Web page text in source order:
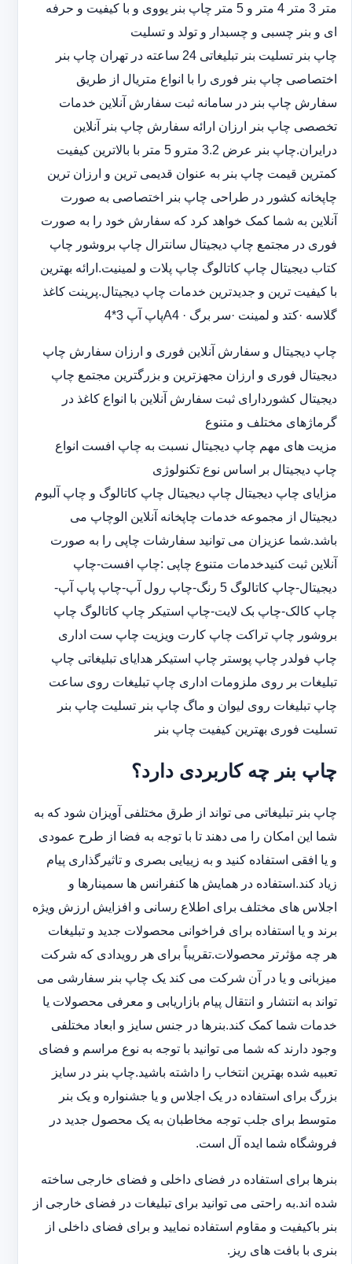
متر 3 متر 4 متر و 5 متر چاپ بنر یووی و با کیفیت و حرفه
ای و بنر چسبی و چسبدار و تولد و تسلیت
چاپ بنر تسلیت بنر تبلیغاتی 24 ساعته در تهران چاپ بنر
اختصاصی چاپ بنر فوری را با انواع متریال از طریق
سفارش چاپ بنر در سامانه ثبت سفارش آنلاین خدمات
تخصصی چاپ بنر ارزان ارائه سفارش چاپ بنر آنلاین
درایران.چاپ بنر عرض 3.2 مترو 5 متر با بالاترین کیفیت
کمترین قیمت چاپ بنر به عنوان قدیمی ترین و ارزان ترین
چاپخانه کشور در طراحی چاپ بنر اختصاصی به صورت
آنلاین به شما کمک خواهد کرد که سفارش خود را به صورت
فوری در مجتمع چاپ دیجیتال سانترال چاپ بروشور چاپ
کتاب دیجیتال چاپ کاتالوگ چاپ پلات و لمینیت.ارائه بهترین
با کیفیت ترین و جدیدترین خدمات چاپ دیجیتال.پرینت کاغذ
گلاسه ·‎کتد و لمینت ·‎سر برگ A4 ·‎پاپ آپ 3*4
چاپ دیجیتال و سفارش آنلاین فوری و ارزان سفارش چاپ
دیجیتال فوری و ارزان مجهزترین و بزرگترین مجتمع چاپ
دیجیتال کشوردارای ثبت سفارش آنلاین با انواع کاغذ در
گرماژهای مختلف و متنوع
مزیت های مهم چاپ دیجیتال نسبت به چاپ افست انواع
چاپ دیجیتال بر اساس نوع تکنولوژی
مزایای چاپ دیجیتال چاپ دیجیتال چاپ کاتالوگ و چاپ آلبوم
دیجیتال از مجموعه خدمات چاپخانه آنلاین الوچاپ می
باشد.شما عزیزان می توانید سفارشات چاپی را به صورت
آنلاین ثبت کنیدخدمات متنوع چاپی :چاپ افست-چاپ
دیجیتال-چاپ کاتالوگ 5 رنگ-چاپ رول آپ-چاپ پاپ آپ-
چاپ کالک-چاپ بک لایت-چاپ استیکر چاپ کاتالوگ چاپ
بروشور چاپ تراکت چاپ کارت ویزیت چاپ ست اداری
چاپ فولدر چاپ پوستر چاپ استیکر هدایای تبلیغاتی چاپ
تبلیغات بر روی ملزومات اداری چاپ تبلیغات روی ساعت
چاپ تبلیغات روی لیوان و ماگ چاپ بنر تسلیت چاپ بنر
تسلیت فوری بهترین کیفیت چاپ بنر
چاپ بنر چه کاربردی دارد؟
چاپ بنر تبلیغاتی می تواند از طرق مختلفی آویزان شود که به
شما این امکان را می دهند تا با توجه به فضا از طرح عمودی
و یا افقی استفاده کنید و به زییایی بصری و تاثیرگذاری پیام
زیاد کند.استفاده در همایش ها کنفرانس ها سمینارها و
اجلاس های مختلف برای اطلاع رسانی و افزایش ارزش ویژه
برند و یا استفاده برای فراخوانی محصولات جدید و تبلیغات
هر چه مؤثرتر محصولات.تقریباً برای هر رویدادی که شرکت
میزبانی و یا در آن شرکت می کند یک چاپ بنر سفارشی می
تواند به انتشار و انتقال پیام بازاریابی و معرفی محصولات یا
خدمات شما کمک کند.بنرها در جنس سایز و ابعاد مختلفی
وجود دارند که شما می توانید با توجه به نوع مراسم و فضای
تعبیه شده بهترین انتخاب را داشته باشید.چاپ بنر در سایز
بزرگ برای استفاده در یک اجلاس و یا جشنواره و یک بنر
متوسط برای جلب توجه مخاطبان به یک محصول جدید در
فروشگاه شما ایده آل است.
بنرها برای استفاده در فضای داخلی و فضای خارجی ساخته
شده اند.به راحتی می توانید برای تبلیغات در فضای خارجی از
بنر باکیفیت و مقاوم استفاده نمایید و برای فضای داخلی از
بنری با بافت های ریز.